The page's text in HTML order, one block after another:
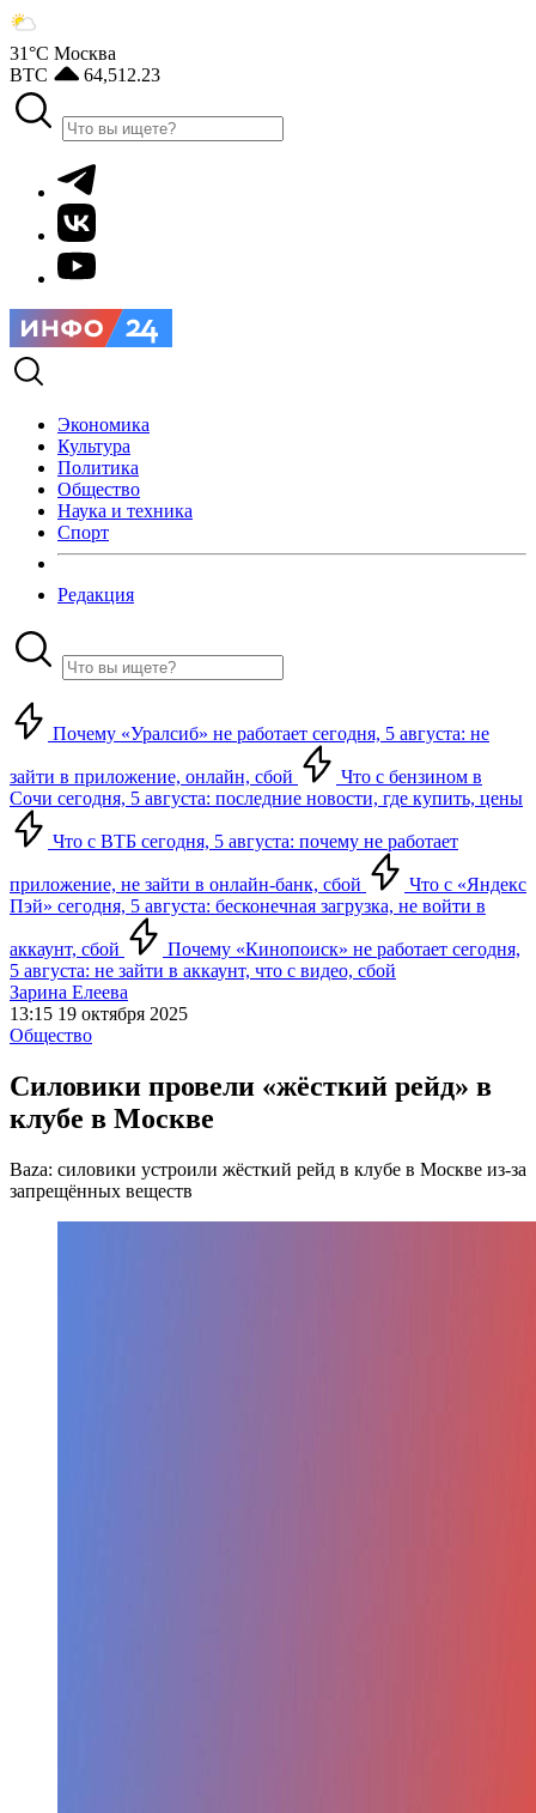
31°С Москва
BTC
64,512.23
Экономика
Культура
Политика
Общество
Наука и техника
Спорт
Редакция
Почему «Уралсиб» не работает сегодня, 5 августа: не
зайти в приложение, онлайн, сбой
Что с бензином в
Сочи сегодня, 5 августа: последние новости, где купить, цены
Что с ВТБ сегодня, 5 августа: почему не работает
приложение, не зайти в онлайн-банк, сбой
Что с «Яндекс
Пэй» сегодня, 5 августа: бесконечная загрузка, не войти в
аккаунт, сбой
Почему «Кинопоиск» не работает сегодня,
5 августа: не зайти в аккаунт, что с видео, сбой
Зарина Елеева
13:15 19 октября 2025
Общество
Силовики провели «жёсткий рейд» в
клубе в Москве
Baza: силовики устроили жёсткий рейд в клубе в Москве из-за
запрещённых веществ